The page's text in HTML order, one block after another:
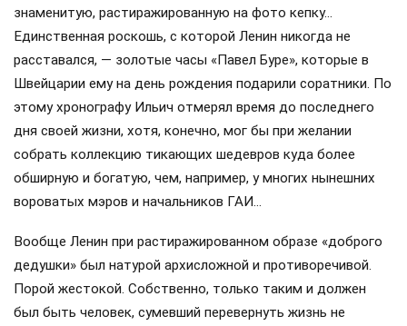
знаменитую, растиражированную на фото кепку…
Единственная роскошь, с которой Ленин никогда не
расставался, — золотые часы «Павел Буре», которые в
Швейцарии ему на день рождения подарили соратники. По
этому хронографу Ильич отмерял время до последнего
дня своей жизни, хотя, конечно, мог бы при желании
собрать коллекцию тикающих шедевров куда более
обширную и богатую, чем, например, у многих нынешних
вороватых мэров и начальников ГАИ…
Вообще Ленин при растиражированном образе «доброго
дедушки» был натурой архисложной и противоречивой.
Порой жестокой. Собственно, только таким и должен
был быть человек, сумевший перевернуть жизнь не